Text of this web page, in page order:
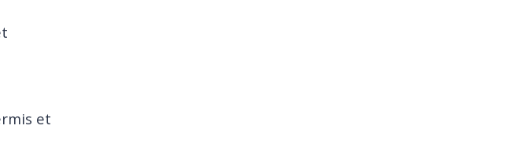
et